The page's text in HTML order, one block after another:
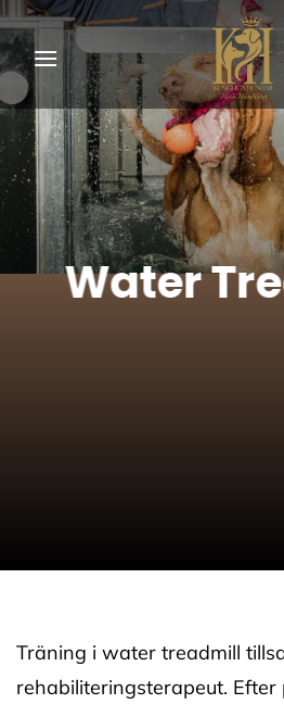
Skip
to
content
Water
Träning i water treadmill
rehabiliteringsterapeut. Efter